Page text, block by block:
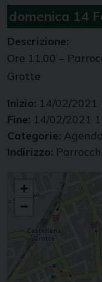
domenica 14
Descrizione:
Ore 11.00 –
Grotte
Inizio: 14/02/2021
Fine: 14/02/2021
Categorie:
Indirizzo:
+
−